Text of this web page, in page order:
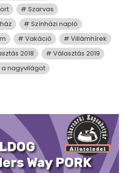
Szarvas
Színházi napló
Vakáció
Villámhírek
2018
Választás 2019
a nagyvilágot